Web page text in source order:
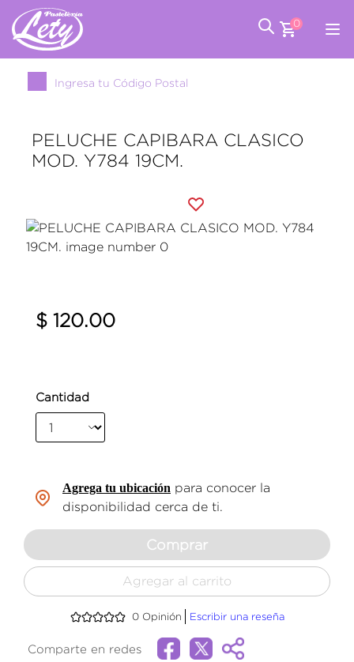
0
Ingresa tu Código Postal
PELUCHE CAPIBARA CLASICO
MOD. Y784 19CM.
$ 120.00
Cantidad
Agrega tu ubicación para conocer la
disponibilidad cerca de ti.
Comprar
Agregar al carrito
0 Opinión Escribir una reseña
Comparte en redes